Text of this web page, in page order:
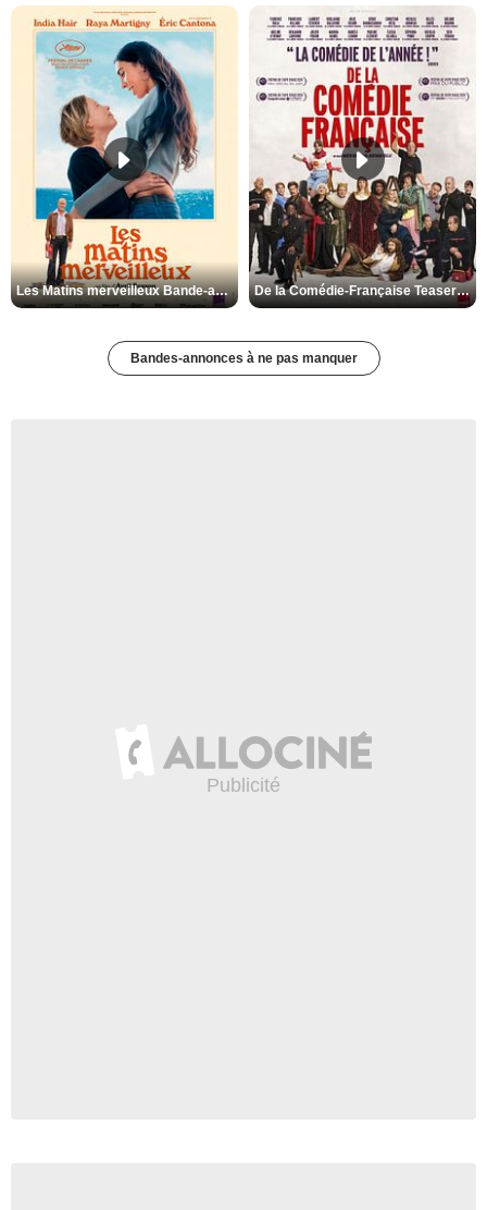
Les Matins merveilleux Bande-annonce VF De la Comédie-Française Teaser VF
Bandes-annonces à ne pas manquer